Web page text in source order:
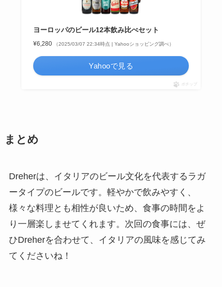
ヨーロッパのビール12本飲み比べセット
¥6,280 （2025/03/07 22:34時点 | Yahooショッピング調べ）
Yahooで見る
ポチップ
まとめ
Dreherは、イタリアのビール文化を代表するラガ
ータイプのビールです。軽やかで飲みやすく、
様々な料理とも相性が良いため、食事の時間をよ
り一層楽しませてくれます。次回の食事には、ぜ
ひDreherを合わせて、イタリアの風味を感じてみ
てくださいね！